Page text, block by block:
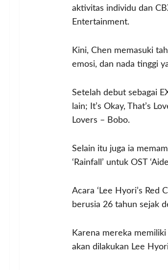
aktivitas individu dan
Entertainment.
Kini, Chen memasuki
emosi, dan nada tinggi
Setelah debut sebagai
lain; It’s Okay, That’s
Lovers – Bobo.
Selain itu juga ia
‘Rainfall’ untuk OST
Acara ‘Lee Hyori’s Red
berusia 26 tahun sejak
Karena mereka
akan dilakukan Lee